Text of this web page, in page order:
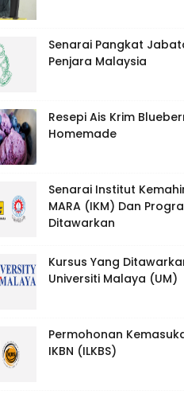
Senarai Pangkat
Penjara Malaysia
Resepi Ais Krim
Homemade
Senarai Institut
MARA (IKM) Dan
Ditawarkan
Kursus Yang
Universiti Malaya (UM)
Permohonan
IKBN (ILKBS)